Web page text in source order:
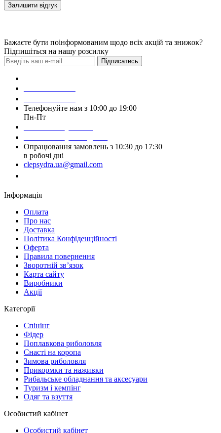
Залишити відгук
Бажаєте бути поінформованим щодо всіх акцій та знижок?
Підпишіться на нашу розсилку
Підписатись
Телефонуйте нам з 10:00 до 19:00
Пн-Пт
Опрацювання замовлень з 10:30 до 17:30
в робочі дні
clepsydra.ua@gmail.com
Інформація
Оплата
Про нас
Доставка
Політика Конфіденційності
Оферта
Правила повернення
Зворотній зв’язок
Карта сайту
Виробники
Акції
Категорії
Спінінг
Фідер
Поплавкова риболовля
Снасті на коропа
Зимова риболовля
Прикормки та наживки
Рибальське обладнання та аксесуари
Туризм і кемпінг
Одяг та взуття
Особистий кабінет
Особистий кабінет